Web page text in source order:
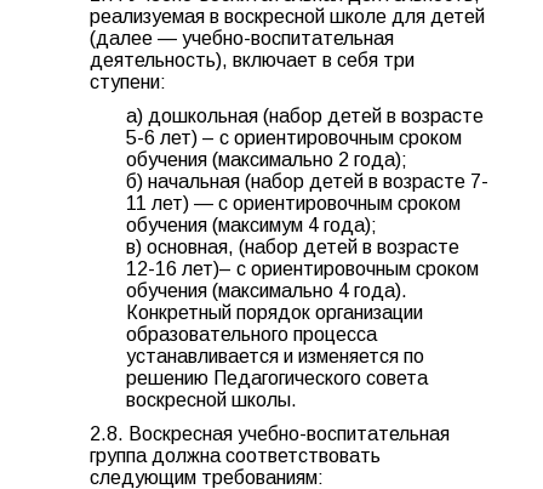
реализуемая в воскресной школе для детей
(далее — учебно-воспитательная
деятельность), включает в себя три
ступени:
а) дошкольная (набор детей в возрасте
5-6 лет) – с ориентировочным сроком
обучения (максимально 2 года);
б) начальная (набор детей в возрасте 7-
11 лет) — с ориентировочным сроком
обучения (максимум 4 года);
в) основная, (набор детей в возрасте
12-16 лет)– с ориентировочным сроком
обучения (максимально 4 года).
Конкретный порядок организации
образовательного процесса
устанавливается и изменяется по
решению Педагогического совета
воскресной школы.
2.8. Воскресная учебно-воспитательная
группа должна соответствовать
следующим требованиям: